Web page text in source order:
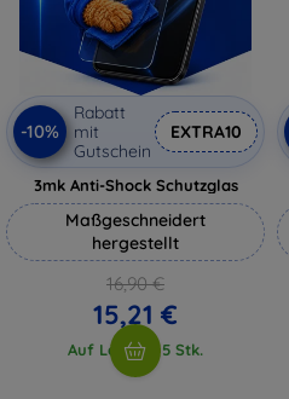
-10%
Rabatt
mit
Gutschein
EXTRA10
3mk Anti-Shock Schutzglas
Maßgeschneidert
hergestellt
16,90 €
15,21 €
Auf Lager > 5 Stk.